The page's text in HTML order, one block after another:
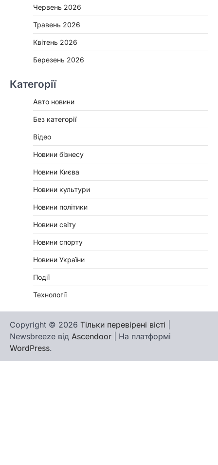
Червень 2026
Травень 2026
Квітень 2026
Березень 2026
Категорії
Авто новини
Без категорії
Відео
Новини бізнесу
Новини Києва
Новини культури
Новини політики
Новини світу
Новини спорту
Новини України
Події
Технології
Copyright © 2026 Тільки перевірені вісті
Newsbreeze від Ascendoor | На платформі
WordPress.